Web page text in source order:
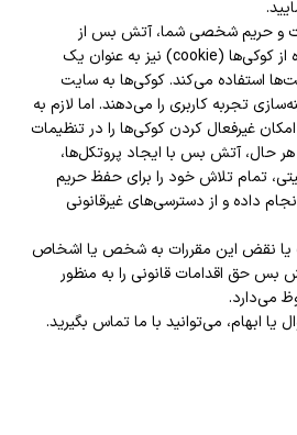
.
و حریم شخصی شما، آتش بس از
IP و استفاده از کوکی‌ها (cookie) نیز به عنوان یک
استفاده می‌کند. کوکی‌ها به سایت
تجربه کاربری را می‌دهند. اما لازم به
غیرفعال کردن کوکی‌ها را در تنظیمات
حال، آتش بس با ایجاد پروتکل‌ها،
تمام تلاش خود را برای حفظ حریم
داده و از دسترسی‌های غیرقانونی
یا نقض این مقررات به شخص یا اشخاص
بس حق اقدامات قانونی را به منظور
می‌دارد.
ابهام، می‌توانید با ما تماس بگیرید.